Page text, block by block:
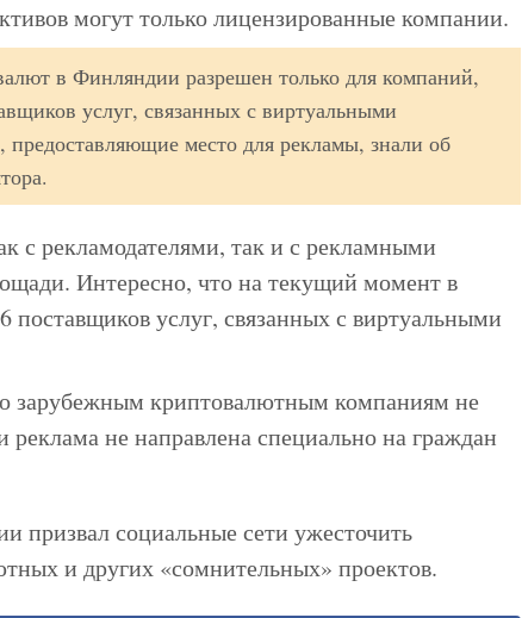
могут только лицензированные компании.
в Финляндии разрешен только для компаний,
услуг, связанных с виртуальными
место для рекламы, знали об
с рекламодателями, так и с рекламными
Интересно, что на текущий момент в
поставщиков услуг, связанных с виртуальными
зарубежным криптовалютным компаниям не
реклама не направлена специально на граждан
призвал социальные сети ужесточить
и других «сомнительных» проектов.